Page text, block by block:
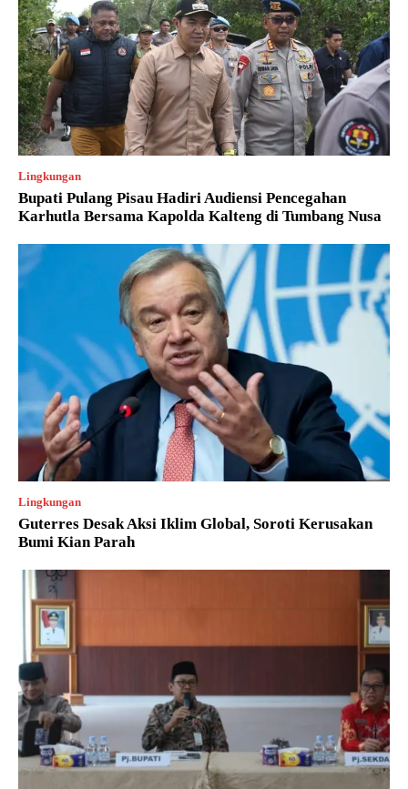
Lingkungan
Bupati Pulang Pisau Hadiri Audiensi Pencegahan
Karhutla Bersama Kapolda Kalteng di Tumbang Nusa
Lingkungan
Guterres Desak Aksi Iklim Global, Soroti Kerusakan
Bumi Kian Parah